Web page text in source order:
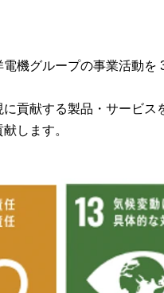
機グループの事業活動を
貢献する製品・サービス
します。